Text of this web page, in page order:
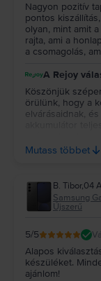
Nagyon pozitív
pontos
olyan, mint amit
rajta, ami a
a csomagolás,
A Rejoy
Köszönjük
örülünk, hogy a
elvárásaidnak,
✨ Köszönjük a
Mutass többet
B. Tibor,04
Samsung
Újszerű
5/5
Alapos
készüléket.
ajánlom!